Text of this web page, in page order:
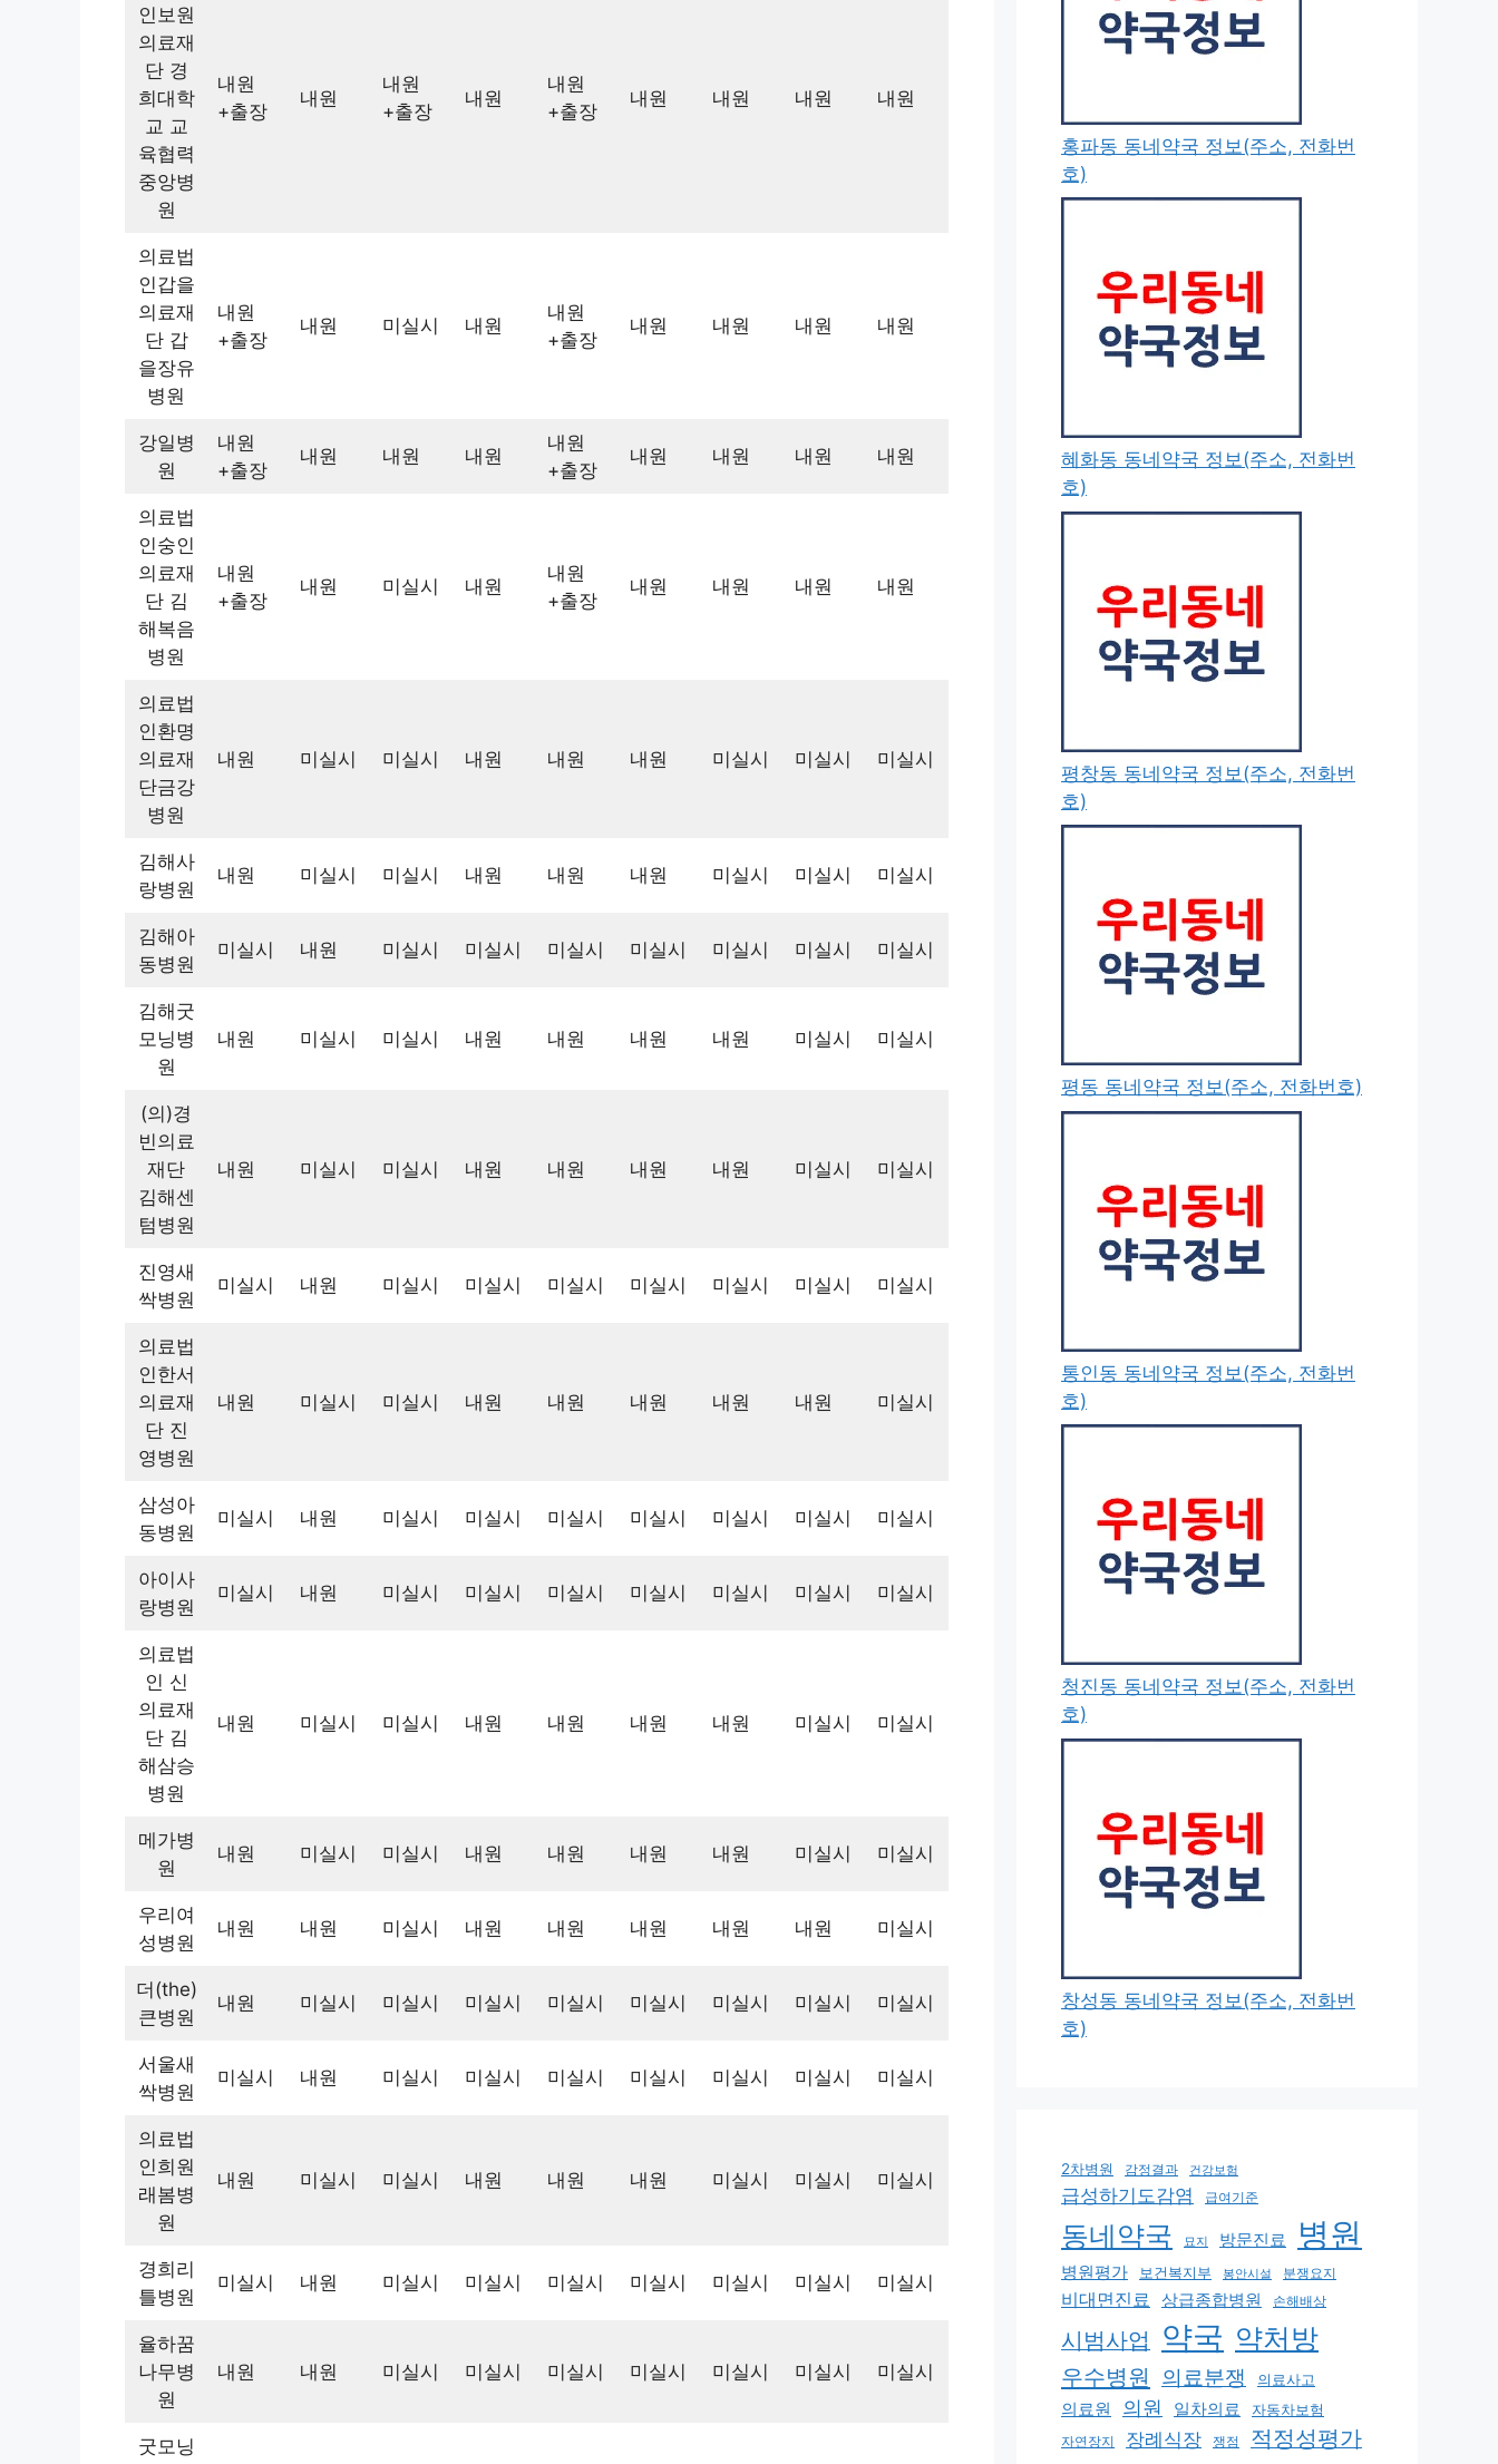
인보원
의료재
단 경
희대학
교 교
육협력
중앙병
원
내원
+출장
내원
내원
+출장
내원
내원
+출장
내원 내원 내원 내원
의료법
인갑을
의료재
단 갑
을장유
병원
내원
+출장
내원 미실시 내원
내원
+출장
내원 내원 내원 내원
강일병
원
내원
+출장
내원 내원 내원
내원
+출장
내원 내원 내원 내원
의료법
인숭인
의료재
단 김
해복음
병원
내원
+출장
내원 미실시 내원
내원
+출장
내원 내원 내원 내원
의료법
인환명
의료재
단금강
병원
내원 미실시 미실시 내원 내원 내원 미실시 미실시 미실시
김해사
랑병원
내원 미실시 미실시 내원 내원 내원 미실시 미실시 미실시
김해아
동병원
미실시 내원 미실시 미실시 미실시 미실시 미실시 미실시 미실시
김해굿
모닝병
원
내원 미실시 미실시 내원 내원 내원 내원 미실시 미실시
(의)경
빈의료
재단
김해센
텀병원
내원 미실시 미실시 내원 내원 내원 내원 미실시 미실시
진영새
싹병원
미실시 내원 미실시 미실시 미실시 미실시 미실시 미실시 미실시
의료법
인한서
의료재
단 진
영병원
내원 미실시 미실시 내원 내원 내원 내원 내원 미실시
삼성아
동병원
미실시 내원 미실시 미실시 미실시 미실시 미실시 미실시 미실시
아이사
랑병원
미실시 내원 미실시 미실시 미실시 미실시 미실시 미실시 미실시
의료법
인 신
의료재
단 김
해삼승
병원
내원 미실시 미실시 내원 내원 내원 내원 미실시 미실시
메가병
원
내원 미실시 미실시 내원 내원 내원 내원 미실시 미실시
우리여
성병원
내원 내원 미실시 내원 내원 내원 내원 내원 미실시
더(the)
큰병원
내원 미실시 미실시 미실시 미실시 미실시 미실시 미실시 미실시
서울새
싹병원
미실시 내원 미실시 미실시 미실시 미실시 미실시 미실시 미실시
의료법
인희원
래봄병
원
내원 미실시 미실시 내원 내원 내원 미실시 미실시 미실시
경희리
틀병원
미실시 내원 미실시 미실시 미실시 미실시 미실시 미실시 미실시
율하꿈
나무병
원
내원 내원 미실시 미실시 미실시 미실시 미실시 미실시 미실시
굿모닝
홍파동 동네약국 정보(주소, 전화번
호)
혜화동 동네약국 정보(주소, 전화번
호)
평창동 동네약국 정보(주소, 전화번
호)
평동 동네약국 정보(주소, 전화번호)
통인동 동네약국 정보(주소, 전화번
호)
청진동 동네약국 정보(주소, 전화번
호)
창성동 동네약국 정보(주소, 전화번
호)
2차병원 감정결과 건강보험
급성하기도감염 급여기준
동네약국 묘지 방문진료 병원
병원평가 보건복지부 봉안시설 분쟁요지
비대면진료 상급종합병원 손해배상
시범사업 약국 약처방
우수병원 의료분쟁 의료사고
의료원 의원 일차의료 자동차보험
자연장지 장례식장 쟁점 적정성평가